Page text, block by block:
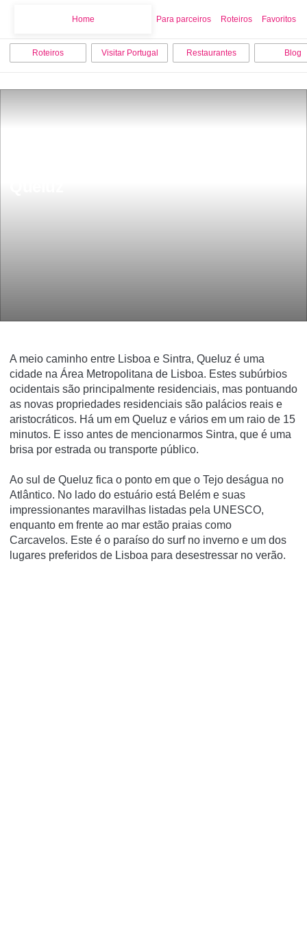
Home Para parceiros Roteiros Favoritos
Roteiros Visitar Portugal Restaurantes Blog
A meio caminho entre Lisboa e Sintra, Queluz é uma
cidade na Área Metropolitana de Lisboa. Estes subúrbios
ocidentais são principalmente residenciais, mas pontuando
as novas propriedades residenciais são palácios reais e
aristocráticos. Há um em Queluz e vários em um raio de 15
minutos. E isso antes de mencionarmos Sintra, que é uma
brisa por estrada ou transporte público.
Ao sul de Queluz fica o ponto em que o Tejo deságua no
Atlântico. No lado do estuário está Belém e suas
impressionantes maravilhas listadas pela UNESCO,
enquanto em frente ao mar estão praias como
Carcavelos. Este é o paraíso do surf no inverno e um dos
lugares preferidos de Lisboa para desestressar no verão.